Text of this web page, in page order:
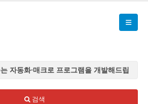
자동화·매크로 프로그램을 개발해드립
자동화·매크로 프로그램을 개발해드립
검색